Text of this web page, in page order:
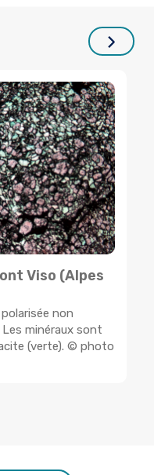
Viso (Alpes
non
minéraux sont
(verte). © photo